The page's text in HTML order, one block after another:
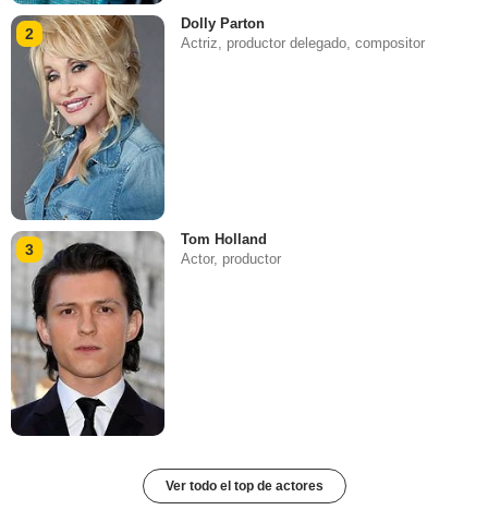
2
Dolly Parton
Actriz, productor delegado, compositor
3
Tom Holland
Actor, productor
Ver todo el top de actores